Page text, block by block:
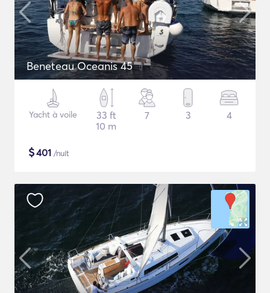
Beneteau Oceanis 45
Yacht à voile
33 ft
10 m
7 3 4
$401 /nuit